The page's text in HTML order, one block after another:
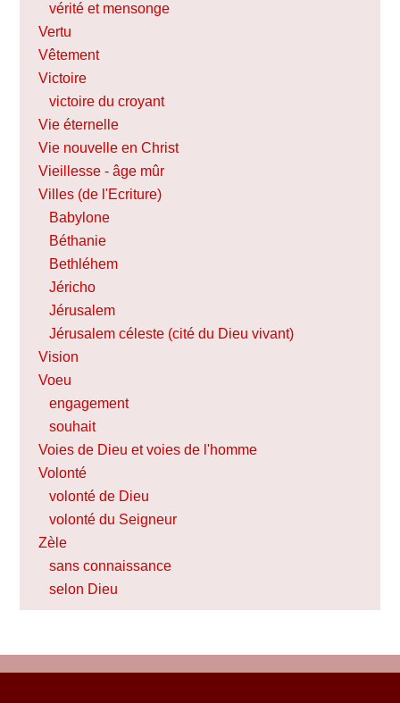
vérité et mensonge
Vertu
Vêtement
Victoire
victoire du croyant
Vie éternelle
Vie nouvelle en Christ
Vieillesse - âge mûr
Villes (de l'Ecriture)
Babylone
Béthanie
Bethléhem
Jéricho
Jérusalem
Jérusalem céleste (cité du Dieu vivant)
Vision
Voeu
engagement
souhait
Voies de Dieu et voies de l'homme
Volonté
volonté de Dieu
volonté du Seigneur
Zèle
sans connaissance
selon Dieu